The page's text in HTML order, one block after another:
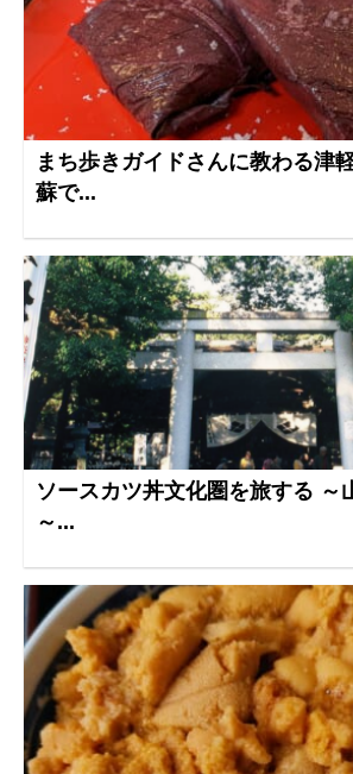
まち歩きガイドさんに教わる
蘇で...
ソースカツ丼文化圏を旅する ～
～...